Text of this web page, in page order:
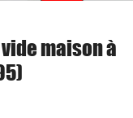
maison à